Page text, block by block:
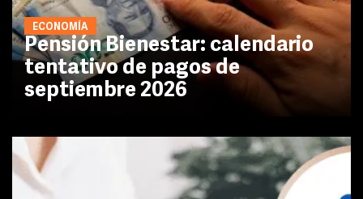
ECONOMÍA
Pensión Bienestar: calendario
tentativo de pagos de
septiembre 2026